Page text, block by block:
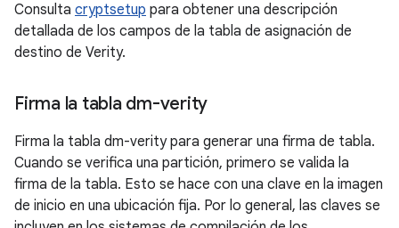
Consulta cryptsetup para obtener una descripción
detallada de los campos de la tabla de asignación de
destino de Verity.
Firma la tabla dm-verity
Firma la tabla dm-verity para generar una firma de tabla.
Cuando se verifica una partición, primero se valida la
firma de la tabla. Esto se hace con una clave en la imagen
de inicio en una ubicación fija. Por lo general, las claves se